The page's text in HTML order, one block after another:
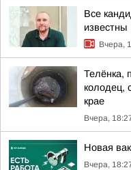
Все
известны
Вчера,
Телёнка,
колодец,
крае
Вчера,
Новая
Вчера,